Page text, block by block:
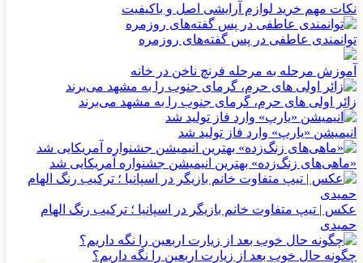
نکات مهم خرید لوازم آرایشی اصل و باکیفیت
توانمندی عاطفی در پس گفته‌های روزمره
آموزش مرحله به مرحله فرنچ ناخن در خانه
زائر اولی های حرم، گرمای جنوب را به مشهد می‌برند
انیمیشن «یارپ» وارد فاز تولید شد
«ماهی‌های زنگ‌زده» بهترین انیمیشن جشنواره آمریکایی شد
عکس | تیپ متفاوت خانم بازیگر در اسپانیا ؛ ترکیب رنگ الهام
حمیدی
چگونه حال خوب بعد از زیارت اربعین را نگه داریم؟